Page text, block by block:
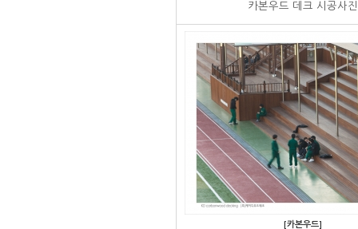
카본우드 데크 시공사진
[카본우드]